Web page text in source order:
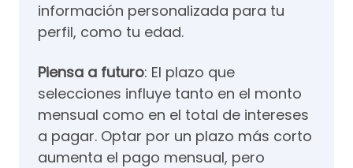
información personalizada para tu
perfil, como tu edad.
Piensa a futuro: El plazo que
selecciones influye tanto en el monto
mensual como en el total de intereses
a pagar. Optar por un plazo más corto
aumenta el pago mensual, pero